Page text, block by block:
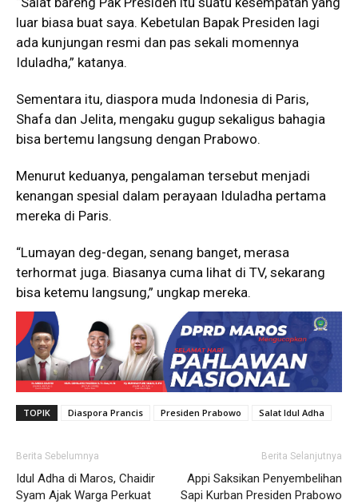
luar biasa buat saya. Kebetulan Bapak Presiden lagi
ada kunjungan resmi dan pas sekali momennya
Iduladha,” katanya.
Sementara itu, diaspora muda Indonesia di Paris,
Shafa dan Jelita, mengaku gugup sekaligus bahagia
bisa bertemu langsung dengan Prabowo.
Menurut keduanya, pengalaman tersebut menjadi
kenangan spesial dalam perayaan Iduladha pertama
mereka di Paris.
“Lumayan deg-degan, senang banget, merasa
terhormat juga. Biasanya cuma lihat di TV, sekarang
bisa ketemu langsung,” ungkap mereka.
TOPIK Diaspora Prancis Presiden Prabowo Salat Idul Adha
Berita Sebelumnya
Idul Adha di Maros, Chaidir
Syam Ajak Warga Perkuat
Berita Selanjutnya
Appi Saksikan Penyembelihan
Sapi Kurban Presiden Prabowo